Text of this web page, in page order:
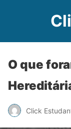
O que
Click